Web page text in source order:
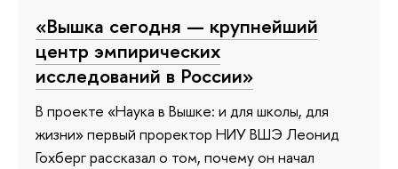
«Вышка сегодня — крупнейший
центр эмпирических
исследований в России»
В проекте «Наука в Вышке: и для школы, для
жизни» первый проректор НИУ ВШЭ Леонид
Гохберг рассказал о том, почему он начал